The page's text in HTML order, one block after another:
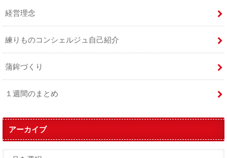
経営理念
練りものコンシェルジュ自己紹介
蒲鉾づくり
１週間のまとめ
アーカイブ